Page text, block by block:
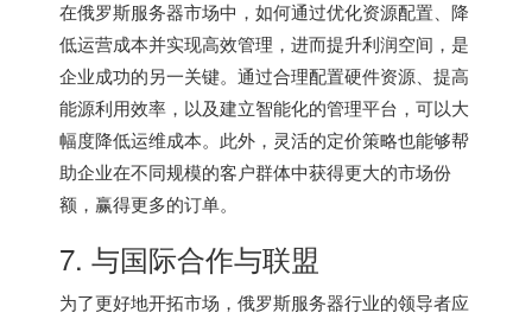
在俄罗斯服务器市场中，如何通过优化资源配置、降
低运营成本并实现高效管理，进而提升利润空间，是
企业成功的另一关键。通过合理配置硬件资源、提高
能源利用效率，以及建立智能化的管理平台，可以大
幅度降低运维成本。此外，灵活的定价策略也能够帮
助企业在不同规模的客户群体中获得更大的市场份
额，赢得更多的订单。
7. 与国际合作与联盟
为了更好地开拓市场， 俄罗斯服务器行业的领导者应